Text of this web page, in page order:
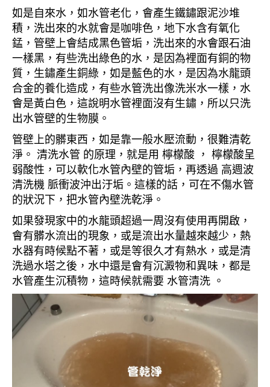
如是自來水，如水管老化，會產生鐵鏽跟泥沙堆
積，洗出來的水就會是咖啡色，地下水含有氧化
錳，管壁上會結成黑色管垢，洗出來的水會跟石油
一樣黑，有些洗出綠色的水，是因為裡面有銅的物
質，生鏽產生銅綠，如是藍色的水，是因為水龍頭
合金的養化造成，有些水管洗出像洗米水一樣，水
會是黃白色，這說明水管裡面沒有生鏽，所以只洗
出水管壁的生物膜。
管壁上的髒東西，如是靠一般水壓流動，很難清乾
淨。 清洗水管 的原理，就是用 檸檬酸 ， 檸檬酸呈
弱酸性，可以軟化水管內壁的管垢，再透過 高週波
清洗機 脈衝波沖出汙垢。這樣的話，可在不傷水管
的狀況下，把水管內壁洗乾淨。
如果發現家中的水龍頭超過一周沒有使用再開啟，
會有髒水流出的現象，或是流出水量越來越少，熱
水器有時候點不著，或是等很久才有熱水，或是清
洗過水塔之後，水中還是會有沉澱物和異味，都是
水管產生沉積物，這時候就需要 水管清洗 。